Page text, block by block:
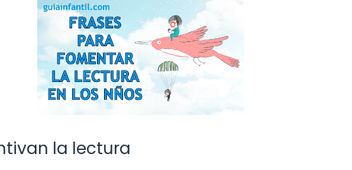
la lectura